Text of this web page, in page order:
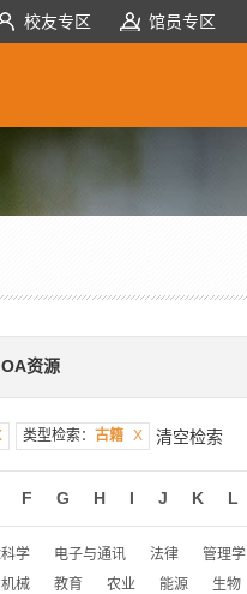
校友专区 馆员专区
OA资源
类型检索： 古籍 X 清空检索
F G H I J K L
学 电子与通讯 法律 管理学
机械 教育 农业 能源 生物